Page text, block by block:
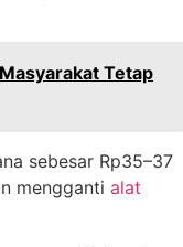
Tetap
sebesar Rp35–37
mengganti alat